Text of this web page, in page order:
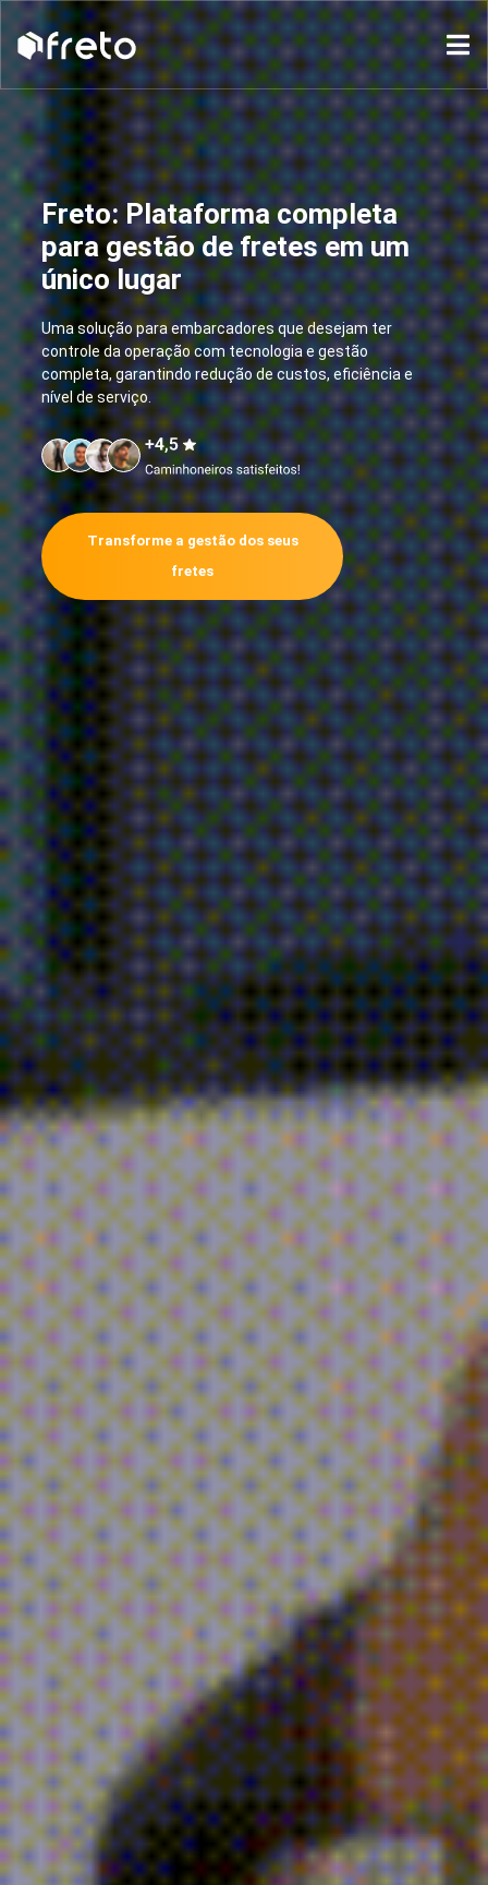
Freto: Plataforma completa
para gestão de fretes em um
único lugar
Uma solução para embarcadores que desejam ter
controle da operação com tecnologia e gestão
completa, garantindo redução de custos, eficiência e
nível de serviço.
Transforme a gestão dos seus
fretes
Onde os melhores caminhoneiros(as) e as
melhores cargas se encontram!
Freto: seu caminhão sempre
carregado
Facilitamos seu dia a dia na estrada com mais
oportunidades, cargas reais e confiáveis. Mais
resultado no seu bolso, com fretes justos e sem
intermediários.
Seu negócio na palma da mão!
Aumente seu faturamento agora!
Unimos oDigitalaoRaiz
O Freto é umaLogTech, que utiliza inteligência de dados
para conectar cargas e motoristas, garantindo eficiência
e transparência no transporte rodoviário. Somos um time
composto por pessoas
com forte know-how em
tecnologia e logística.
+4,5
Caminhoneiros satisfeitos
+11,5K
Avaliações
Conheça nossa solução!